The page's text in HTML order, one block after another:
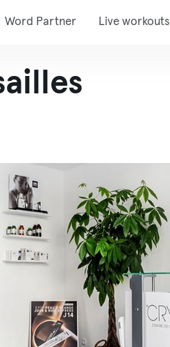
Word Partner Live workouts